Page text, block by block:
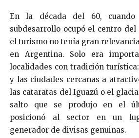
En la década del 60,
subdesarrollo ocupó el centro del
el turismo no tenía gran
en Argentina. Solo era
localidades con tradición
y las ciudades cercanas a
las cataratas del Iguazú o el
salto que se produjo en el
posicionó al sector en un
generador de divisas genuinas.